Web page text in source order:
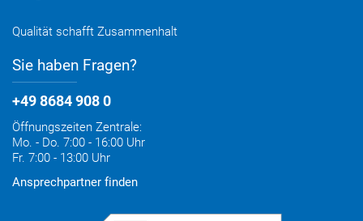
Qualität schafft Zusammenhalt
Sie haben Fragen?
+49 8684 908 0
Öffnungszeiten Zentrale:
Mo. - Do. 7:00 - 16:00 Uhr
Fr. 7:00 - 13:00 Uhr
Ansprechpartner finden